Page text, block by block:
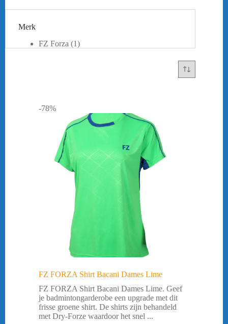
-78%
FZ FORZA Shirt Bacani Dames Lime
FZ FORZA Shirt Bacani Dames Lime. Geef
je badmintongarderobe een upgrade met dit
frisse groene shirt. De shirts zijn behandeld
met Dry-Forze waardoor het snel ...
Merk
FZ Forza (1)